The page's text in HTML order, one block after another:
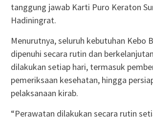
tanggung jawab Karti Puro Keraton
Hadiningrat.
Menurutnya, seluruh kebutuhan Kebo
dipenuhi secara rutin dan
dilakukan setiap hari, termasuk
pemeriksaan kesehatan, hingga
pelaksanaan kirab.
“Perawatan dilakukan secara rutin